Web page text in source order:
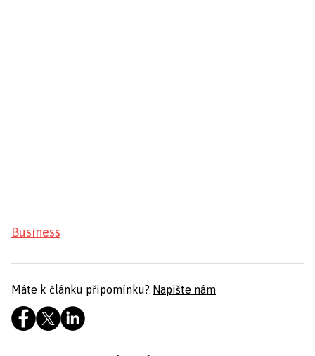
Business
Máte k článku připomínku? Napište nám